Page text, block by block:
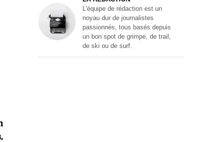
L'équipe de rédaction est un
noyau dur de journalistes
passionnés, tous basés depuis
un bon spot de grimpe, de trail,
de ski ou de surf.